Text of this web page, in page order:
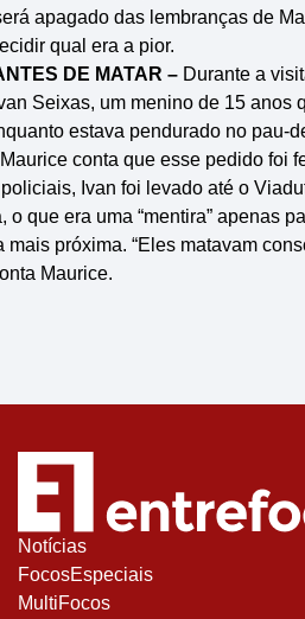
apagado das lembranças de
qual era a pior.
DE MATAR –Durante a
Seixas, um menino de 15 anos
estava pendurado no pau-
conta que esse pedido foi
Ivan foi levado até o
que era uma “mentira” apenas
próxima. “Eles matavam
Maurice.
Notícias
FocosEspeciais
MultiFocos